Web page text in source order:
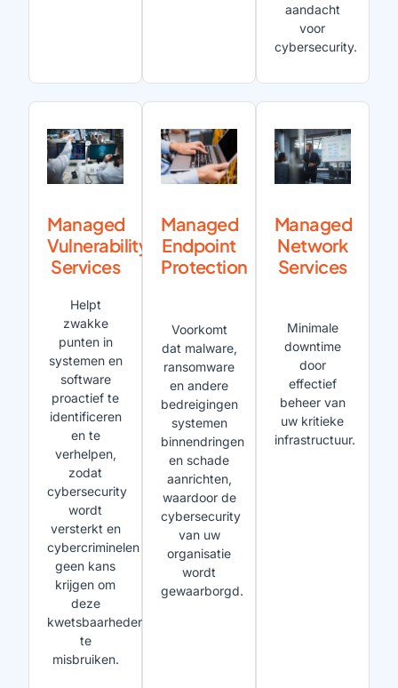
aandacht
voor
cybersecurity.
Managed
Vulnerability
Services
Helpt
zwakke
punten in
systemen en
software
proactief te
identificeren
en te
verhelpen,
zodat
cybersecurity
wordt
versterkt en
cybercriminelen
geen kans
krijgen om
deze
kwetsbaarheden
te
misbruiken.
Managed
Endpoint
Protection
Voorkomt
dat malware,
ransomware
en andere
bedreigingen
systemen
binnendringen
en schade
aanrichten,
waardoor de
cybersecurity
van uw
organisatie
wordt
gewaarborgd.
Managed
Network
Services
Minimale
downtime
door
effectief
beheer van
uw kritieke
infrastructuur.